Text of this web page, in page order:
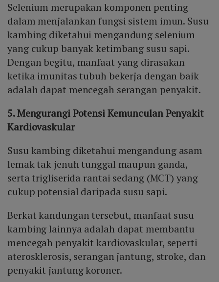
Selenium merupakan komponen penting
dalam menjalankan fungsi sistem imun. Susu
kambing diketahui mengandung selenium
yang cukup banyak ketimbang susu sapi.
Dengan begitu, manfaat yang dirasakan
ketika imunitas tubuh bekerja dengan baik
adalah dapat mencegah serangan penyakit.
5. Mengurangi Potensi Kemunculan Penyakit
Kardiovaskular
Susu kambing diketahui mengandung asam
lemak tak jenuh tunggal maupun ganda,
serta trigliserida rantai sedang (MCT) yang
cukup potensial daripada susu sapi.
Berkat kandungan tersebut, manfaat susu
kambing lainnya adalah dapat membantu
mencegah penyakit kardiovaskular, seperti
aterosklerosis, serangan jantung, stroke, dan
penyakit jantung koroner.